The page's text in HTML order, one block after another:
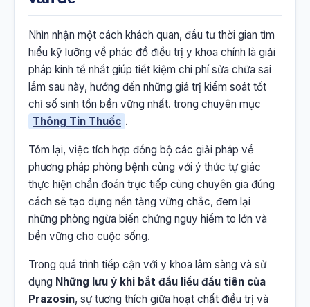
Nhìn nhận một cách khách quan, đầu tư thời gian tìm
hiểu kỹ lưỡng về phác đồ điều trị y khoa chính là giải
pháp kinh tế nhất giúp tiết kiệm chi phí sửa chữa sai
lầm sau này, hướng đến những giá trị kiểm soát tốt
chỉ số sinh tồn bền vững nhất. trong chuyên mục
Thông Tin Thuốc .
Tóm lại, việc tích hợp đồng bộ các giải pháp về
phương pháp phòng bệnh cùng với ý thức tự giác
thực hiện chẩn đoán trực tiếp cùng chuyên gia đúng
cách sẽ tạo dựng nền tảng vững chắc, đem lại
những phòng ngừa biến chứng nguy hiểm to lớn và
bền vững cho cuộc sống.
Trong quá trình tiếp cận với y khoa lâm sàng và sử
dụng Những lưu ý khi bắt đầu liều đầu tiên của
Prazosin, sự tương thích giữa hoạt chất điều trị và